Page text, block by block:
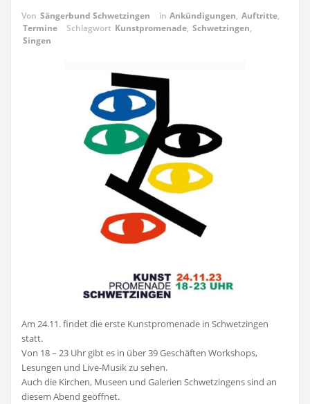
Von Sängerbund Schwetzingen in Ankündigungen, Auftritte,
Termine
Schlagwort Kunstpromenade, Schwetzingen,
Singen
Am 24.11. findet die erste Kunstpromenade in Schwetzingen
statt.
Von 18 – 23 Uhr gibt es in über 39 Geschäften Workshops,
Lesungen und Live-Musik zu sehen.
Auch die Kirchen, Museen und Galerien Schwetzingens sind an
diesem Abend geöffnet.